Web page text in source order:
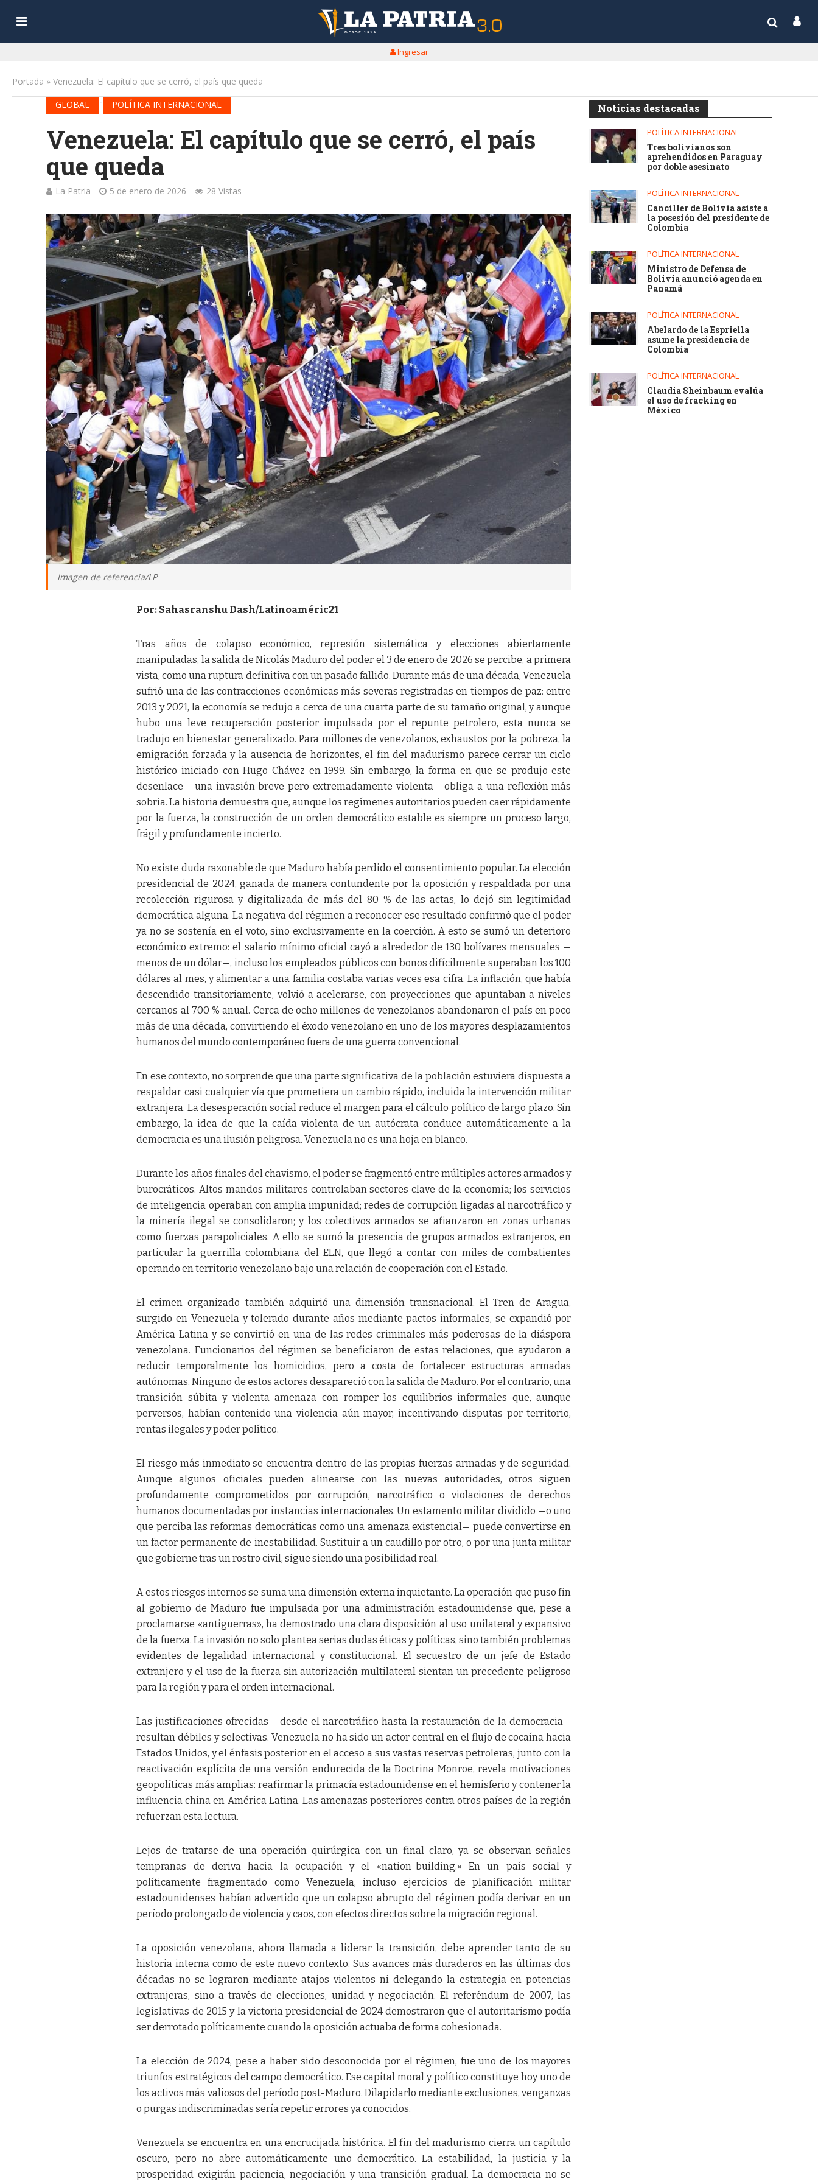
Ingresar
Portada » Venezuela: El capítulo que se cerró, el país que queda
GLOBAL
POLÍTICA INTERNACIONAL
Venezuela: El capítulo que se cerró, el país
que queda
La Patria 5 de enero de 2026 28 Vistas
Imagen de referencia/LP
Por: Sahasranshu Dash/Latinoaméric21
Tras años de colapso económico, represión sistemática y elecciones abiertamente
manipuladas, la salida de Nicolás Maduro del poder el 3 de enero de 2026 se percibe, a primera
vista, como una ruptura definitiva con un pasado fallido. Durante más de una década, Venezuela
sufrió una de las contracciones económicas más severas registradas en tiempos de paz: entre
2013 y 2021, la economía se redujo a cerca de una cuarta parte de su tamaño original, y aunque
hubo una leve recuperación posterior impulsada por el repunte petrolero, esta nunca se
tradujo en bienestar generalizado. Para millones de venezolanos, exhaustos por la pobreza, la
emigración forzada y la ausencia de horizontes, el fin del madurismo parece cerrar un ciclo
histórico iniciado con Hugo Chávez en 1999. Sin embargo, la forma en que se produjo este
desenlace —una invasión breve pero extremadamente violenta— obliga a una reflexión más
sobria. La historia demuestra que, aunque los regímenes autoritarios pueden caer rápidamente
por la fuerza, la construcción de un orden democrático estable es siempre un proceso largo,
frágil y profundamente incierto.
No existe duda razonable de que Maduro había perdido el consentimiento popular. La elección
presidencial de 2024, ganada de manera contundente por la oposición y respaldada por una
recolección rigurosa y digitalizada de más del 80 % de las actas, lo dejó sin legitimidad
democrática alguna. La negativa del régimen a reconocer ese resultado confirmó que el poder
ya no se sostenía en el voto, sino exclusivamente en la coerción. A esto se sumó un deterioro
económico extremo: el salario mínimo oficial cayó a alrededor de 130 bolívares mensuales —
menos de un dólar—, incluso los empleados públicos con bonos difícilmente superaban los 100
dólares al mes, y alimentar a una familia costaba varias veces esa cifra. La inflación, que había
descendido transitoriamente, volvió a acelerarse, con proyecciones que apuntaban a niveles
cercanos al 700 % anual. Cerca de ocho millones de venezolanos abandonaron el país en poco
más de una década, convirtiendo el éxodo venezolano en uno de los mayores desplazamientos
humanos del mundo contemporáneo fuera de una guerra convencional.
En ese contexto, no sorprende que una parte significativa de la población estuviera dispuesta a
respaldar casi cualquier vía que prometiera un cambio rápido, incluida la intervención militar
extranjera. La desesperación social reduce el margen para el cálculo político de largo plazo. Sin
embargo, la idea de que la caída violenta de un autócrata conduce automáticamente a la
democracia es una ilusión peligrosa. Venezuela no es una hoja en blanco.
Durante los años finales del chavismo, el poder se fragmentó entre múltiples actores armados y
burocráticos. Altos mandos militares controlaban sectores clave de la economía; los servicios
de inteligencia operaban con amplia impunidad; redes de corrupción ligadas al narcotráfico y
la minería ilegal se consolidaron; y los colectivos armados se afianzaron en zonas urbanas
como fuerzas parapoliciales. A ello se sumó la presencia de grupos armados extranjeros, en
particular la guerrilla colombiana del ELN, que llegó a contar con miles de combatientes
operando en territorio venezolano bajo una relación de cooperación con el Estado.
El crimen organizado también adquirió una dimensión transnacional. El Tren de Aragua,
surgido en Venezuela y tolerado durante años mediante pactos informales, se expandió por
América Latina y se convirtió en una de las redes criminales más poderosas de la diáspora
venezolana. Funcionarios del régimen se beneficiaron de estas relaciones, que ayudaron a
reducir temporalmente los homicidios, pero a costa de fortalecer estructuras armadas
autónomas. Ninguno de estos actores desapareció con la salida de Maduro. Por el contrario, una
transición súbita y violenta amenaza con romper los equilibrios informales que, aunque
perversos, habían contenido una violencia aún mayor, incentivando disputas por territorio,
rentas ilegales y poder político.
El riesgo más inmediato se encuentra dentro de las propias fuerzas armadas y de seguridad.
Aunque algunos oficiales pueden alinearse con las nuevas autoridades, otros siguen
profundamente comprometidos por corrupción, narcotráfico o violaciones de derechos
humanos documentadas por instancias internacionales. Un estamento militar dividido —o uno
que perciba las reformas democráticas como una amenaza existencial— puede convertirse en
un factor permanente de inestabilidad. Sustituir a un caudillo por otro, o por una junta militar
que gobierne tras un rostro civil, sigue siendo una posibilidad real.
A estos riesgos internos se suma una dimensión externa inquietante. La operación que puso fin
al gobierno de Maduro fue impulsada por una administración estadounidense que, pese a
proclamarse «antiguerras», ha demostrado una clara disposición al uso unilateral y expansivo
de la fuerza. La invasión no solo plantea serias dudas éticas y políticas, sino también problemas
evidentes de legalidad internacional y constitucional. El secuestro de un jefe de Estado
extranjero y el uso de la fuerza sin autorización multilateral sientan un precedente peligroso
para la región y para el orden internacional.
Las justificaciones ofrecidas —desde el narcotráfico hasta la restauración de la democracia—
resultan débiles y selectivas. Venezuela no ha sido un actor central en el flujo de cocaína hacia
Estados Unidos, y el énfasis posterior en el acceso a sus vastas reservas petroleras, junto con la
reactivación explícita de una versión endurecida de la Doctrina Monroe, revela motivaciones
geopolíticas más amplias: reafirmar la primacía estadounidense en el hemisferio y contener la
influencia china en América Latina. Las amenazas posteriores contra otros países de la región
refuerzan esta lectura.
Lejos de tratarse de una operación quirúrgica con un final claro, ya se observan señales
tempranas de deriva hacia la ocupación y el «nation-building.» En un país social y
políticamente fragmentado como Venezuela, incluso ejercicios de planificación militar
estadounidenses habían advertido que un colapso abrupto del régimen podía derivar en un
período prolongado de violencia y caos, con efectos directos sobre la migración regional.
La oposición venezolana, ahora llamada a liderar la transición, debe aprender tanto de su
historia interna como de este nuevo contexto. Sus avances más duraderos en las últimas dos
décadas no se lograron mediante atajos violentos ni delegando la estrategia en potencias
extranjeras, sino a través de elecciones, unidad y negociación. El referéndum de 2007, las
legislativas de 2015 y la victoria presidencial de 2024 demostraron que el autoritarismo podía
ser derrotado políticamente cuando la oposición actuaba de forma cohesionada.
La elección de 2024, pese a haber sido desconocida por el régimen, fue uno de los mayores
triunfos estratégicos del campo democrático. Ese capital moral y político constituye hoy uno de
los activos más valiosos del período post-Maduro. Dilapidarlo mediante exclusiones, venganzas
o purgas indiscriminadas sería repetir errores ya conocidos.
Venezuela se encuentra en una encrucijada histórica. El fin del madurismo cierra un capítulo
oscuro, pero no abre automáticamente uno democrático. La estabilidad, la justicia y la
prosperidad exigirán paciencia, negociación y una transición gradual. La democracia no se
Noticias destacadas
POLÍTICA INTERNACIONAL
Tres bolivianos son
aprehendidos en Paraguay
por doble asesinato
POLÍTICA INTERNACIONAL
Canciller de Bolivia asiste a
la posesión del presidente de
Colombia
POLÍTICA INTERNACIONAL
Ministro de Defensa de
Bolivia anunció agenda en
Panamá
POLÍTICA INTERNACIONAL
Abelardo de la Espriella
asume la presidencia de
Colombia
POLÍTICA INTERNACIONAL
Claudia Sheinbaum evalúa
el uso de fracking en
México